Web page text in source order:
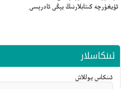
ئۇيغۇرچە كىتابلارنىڭ يېڭى ئادرېسى
ئىنكاسلار
ئىنكاس يوللاش